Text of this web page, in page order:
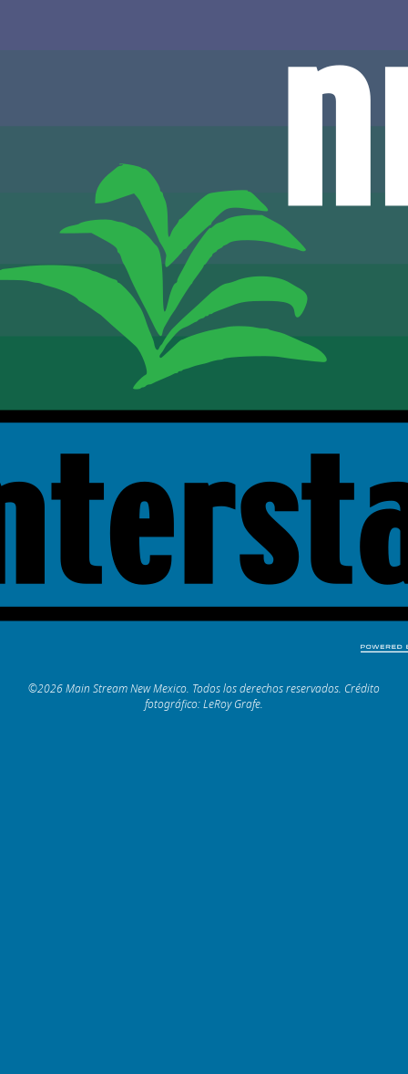
©2026 Main Stream New Mexico. Todos los derechos reservados. Crédito
fotográfico: LeRoy Grafe.